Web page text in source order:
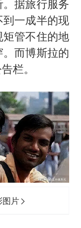
据旅行服务
一成半的现
管不住的地
而博斯拉的
栏。
图片